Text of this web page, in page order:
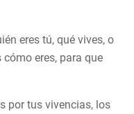
eres tú, qué vives, o
eres, para que
por tus vivencias, los